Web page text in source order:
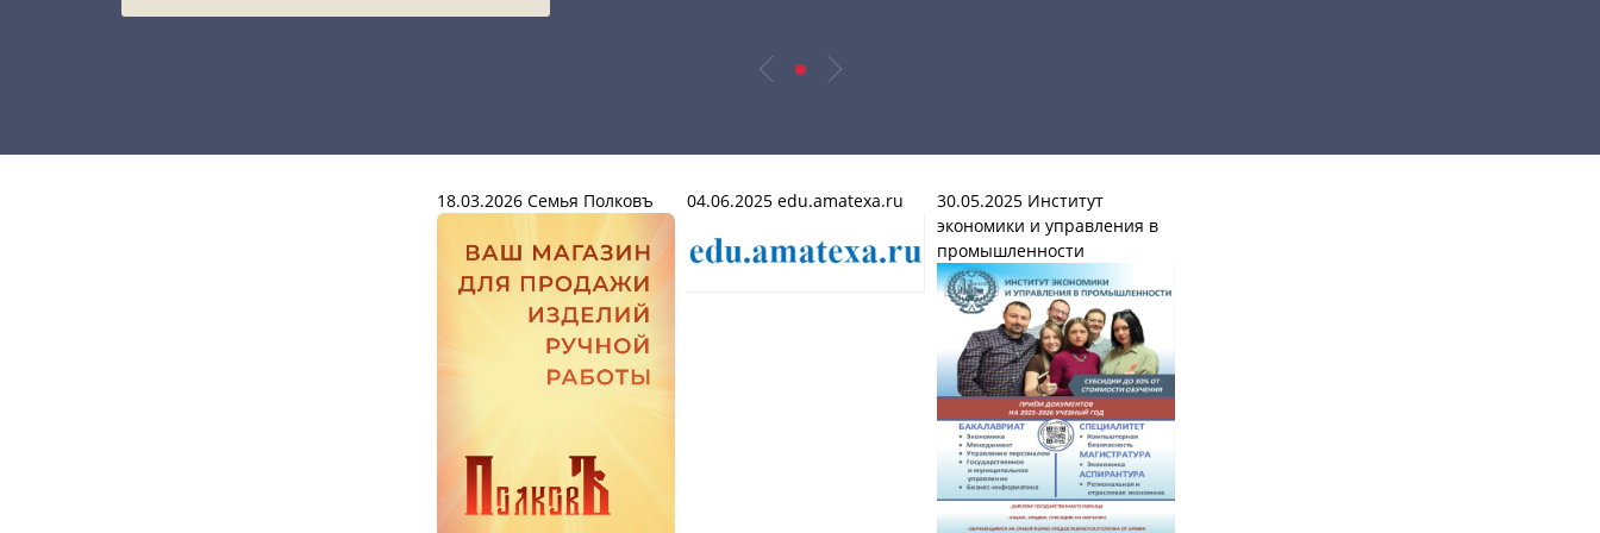
18.03.2026 Семья Полковъ 04.06.2025 edu.amatexa.ru 30.05.2025 Институт
экономики и управления в
промышленности